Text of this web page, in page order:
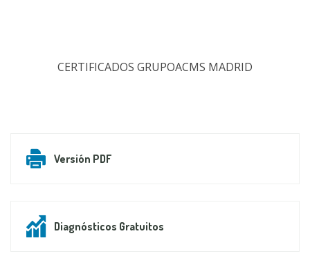
CERTIFICADOS GRUPOACMS MADRID
Versión PDF
Diagnósticos Gratuitos